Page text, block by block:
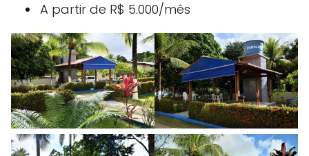
A partir de R$ 5.000/mês